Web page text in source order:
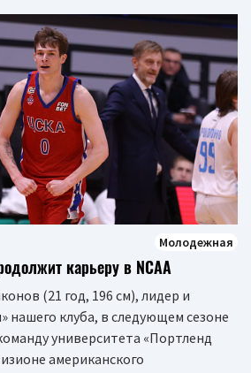
Молодежная
карьеру в NCAA
(21 год, 196 см), лидер и
нашего клуба, в следующем сезоне
университета «Портленд
американского